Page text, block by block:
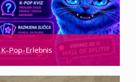
K-Pop-Erlebnis